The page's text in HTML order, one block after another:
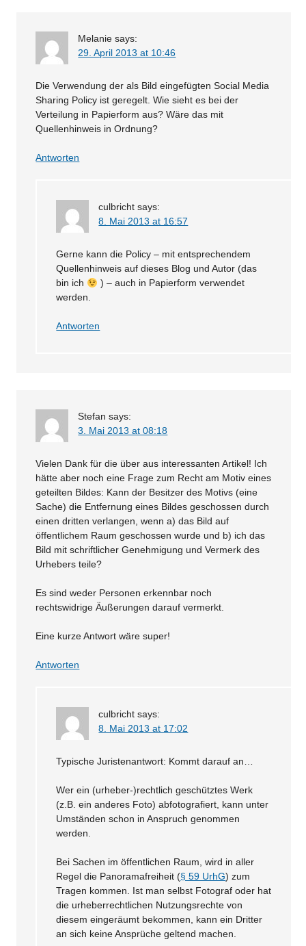
Melanie says:
29. April 2013 at 10:46
Die Verwendung der als Bild eingefügten Social Media
Sharing Policy ist geregelt. Wie sieht es bei der
Verteilung in Papierform aus? Wäre das mit
Quellenhinweis in Ordnung?
Antworten
culbricht says:
8. Mai 2013 at 16:57
Gerne kann die Policy – mit entsprechendem
Quellenhinweis auf dieses Blog und Autor (das
bin ich
) – auch in Papierform verwendet
werden.
Antworten
Stefan says:
3. Mai 2013 at 08:18
Vielen Dank für die über aus interessanten Artikel! Ich
hätte aber noch eine Frage zum Recht am Motiv eines
geteilten Bildes: Kann der Besitzer des Motivs (eine
Sache) die Entfernung eines Bildes geschossen durch
einen dritten verlangen, wenn a) das Bild auf
öffentlichem Raum geschossen wurde und b) ich das
Bild mit schriftlicher Genehmigung und Vermerk des
Urhebers teile?
Es sind weder Personen erkennbar noch
rechtswidrige Äußerungen darauf vermerkt.
Eine kurze Antwort wäre super!
Antworten
culbricht says:
8. Mai 2013 at 17:02
Typische Juristenantwort: Kommt darauf an…
Wer ein (urheber-)rechtlich geschütztes Werk
(z.B. ein anderes Foto) abfotografiert, kann unter
Umständen schon in Anspruch genommen
werden.
Bei Sachen im öffentlichen Raum, wird in aller
Regel die Panoramafreiheit (§ 59 UrhG) zum
Tragen kommen. Ist man selbst Fotograf oder hat
die urheberrechtlichen Nutzungsrechte von
diesem eingeräumt bekommen, kann ein Dritter
an sich keine Ansprüche geltend machen.